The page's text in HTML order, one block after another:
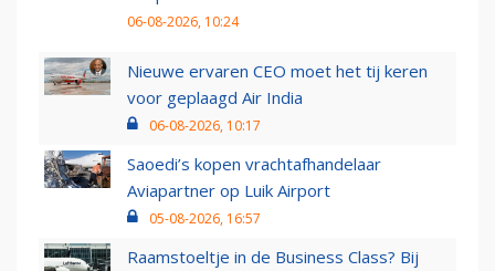
06-08-2026, 10:24
Nieuwe ervaren CEO moet het tij keren
voor geplaagd Air India
06-08-2026, 10:17
Saoedi’s kopen vrachtafhandelaar
Aviapartner op Luik Airport
05-08-2026, 16:57
Raamstoeltje in de Business Class? Bij